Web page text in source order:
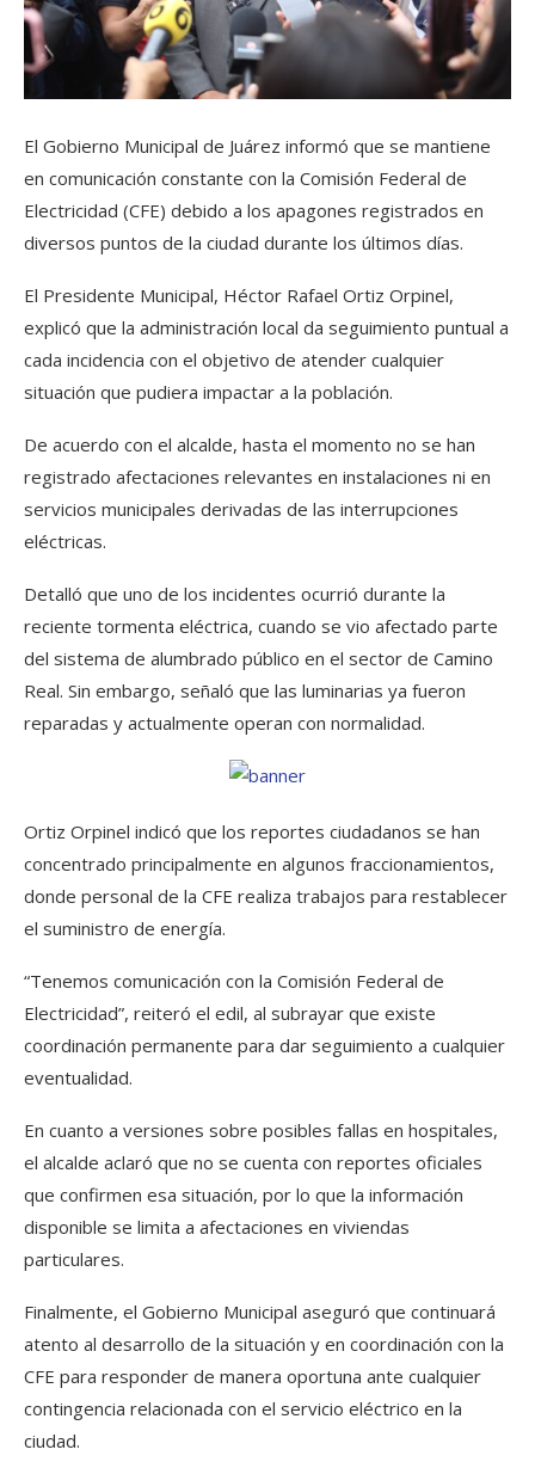
El Gobierno Municipal de Juárez informó que se mantiene
en comunicación constante con la Comisión Federal de
Electricidad (CFE) debido a los apagones registrados en
diversos puntos de la ciudad durante los últimos días.
El Presidente Municipal, Héctor Rafael Ortiz Orpinel,
explicó que la administración local da seguimiento puntual a
cada incidencia con el objetivo de atender cualquier
situación que pudiera impactar a la población.
De acuerdo con el alcalde, hasta el momento no se han
registrado afectaciones relevantes en instalaciones ni en
servicios municipales derivadas de las interrupciones
eléctricas.
Detalló que uno de los incidentes ocurrió durante la
reciente tormenta eléctrica, cuando se vio afectado parte
del sistema de alumbrado público en el sector de Camino
Real. Sin embargo, señaló que las luminarias ya fueron
reparadas y actualmente operan con normalidad.
Ortiz Orpinel indicó que los reportes ciudadanos se han
concentrado principalmente en algunos fraccionamientos,
donde personal de la CFE realiza trabajos para restablecer
el suministro de energía.
“Tenemos comunicación con la Comisión Federal de
Electricidad”, reiteró el edil, al subrayar que existe
coordinación permanente para dar seguimiento a cualquier
eventualidad.
En cuanto a versiones sobre posibles fallas en hospitales,
el alcalde aclaró que no se cuenta con reportes oficiales
que confirmen esa situación, por lo que la información
disponible se limita a afectaciones en viviendas
particulares.
Finalmente, el Gobierno Municipal aseguró que continuará
atento al desarrollo de la situación y en coordinación con la
CFE para responder de manera oportuna ante cualquier
contingencia relacionada con el servicio eléctrico en la
ciudad.